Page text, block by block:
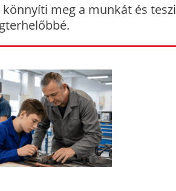
könnyíti meg a munkát és